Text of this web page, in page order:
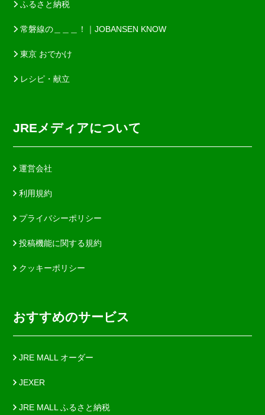
ふるさと納税
常磐線の＿＿＿！｜JOBANSEN KNOW
東京 おでかけ
レシピ・献立
JREメディアについて
運営会社
利用規約
プライバシーポリシー
投稿機能に関する規約
クッキーポリシー
おすすめのサービス
JRE MALL オーダー
JEXER
JRE MALL ふるさと納税